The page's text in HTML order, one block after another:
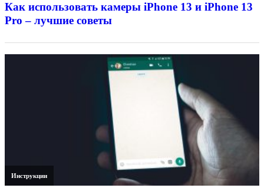
Как использовать камеры iPhone 13 и iPhone 13
Pro – лучшие советы
Инструкции